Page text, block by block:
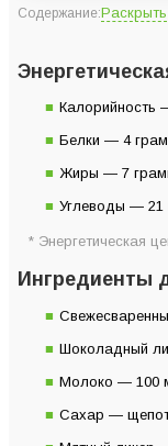
Содержание:Раскрыть
Подробная
Калорийность
Белки — 4
Жиры — 7
Углеводы — 21
* Энергетическая
Ингредиенты
Шоколадный
Молоко — 100
Сахар —